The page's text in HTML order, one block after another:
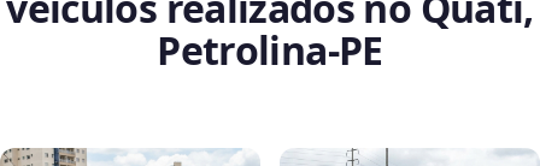
Petrolina‑PE